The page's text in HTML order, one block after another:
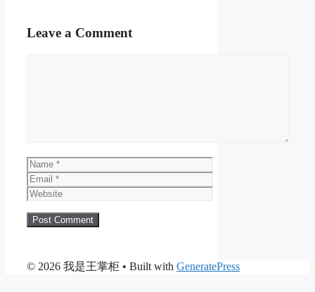
Leave a Comment
Name
Email
Website
© 2026 我是王掌柜 • Built with GeneratePress